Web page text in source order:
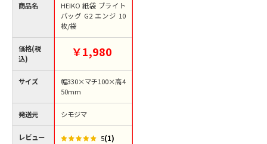
商品名
価格(税
込)
サイズ
発送元
レビュー
HEIKO 紙袋 ブライト
バッグ G2 エンジ 10
枚/袋
￥1,980
幅330×マチ100×高4
50mm
シモジマ
5(1)